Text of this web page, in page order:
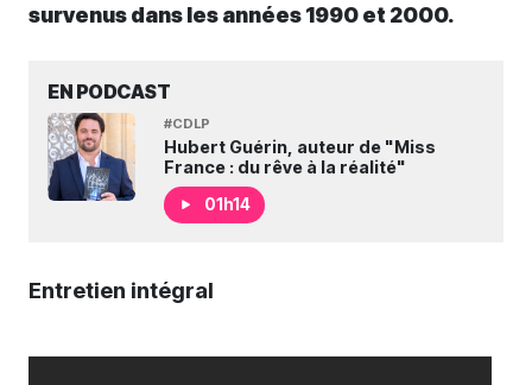
survenus dans les années 1990 et 2000.
EN PODCAST
#CDLP
Hubert Guérin, auteur de "Miss
France : du rêve à la réalité"
01h14
Entretien intégral